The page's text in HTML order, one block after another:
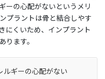
ーの心配がないというメリ
プラントは骨と結合しやす
にくいため、インプラント
ます。
ルギーの心配がない